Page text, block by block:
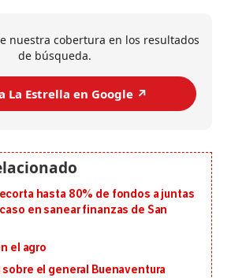
nuestra cobertura en los resultados
de búsqueda.
La Estrella en Google ↗️
hasta 80% de fondos a juntas
en sanear finanzas de San
el agro
el general Buenaventura